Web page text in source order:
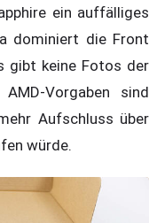
ein auffälliges
dominiert die Front
gibt keine Fotos der
Vorgaben sind
Aufschluss über
würde.